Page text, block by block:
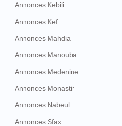
Annonces Kebili
Annonces Kef
Annonces Mahdia
Annonces Manouba
Annonces Medenine
Annonces Monastir
Annonces Nabeul
Annonces Sfax